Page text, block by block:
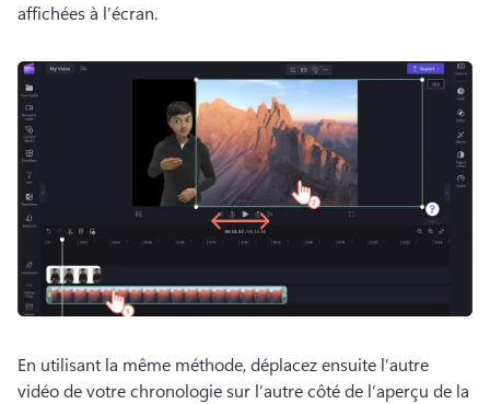
affichées à l’écran.
En utilisant la même méthode, déplacez ensuite l’autre
vidéo de votre chronologie sur l’autre côté de l’aperçu de la